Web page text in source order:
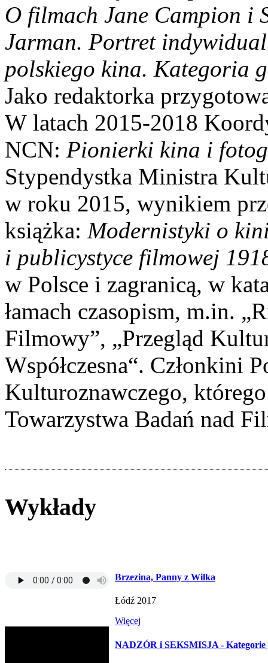
O filmach Jane Campion i
Jarman. Portret
polskiego kina. Kategoria
Jako redaktorka
W latach 2015-2018
NCN: Pionierki kina i
Stypendystka Ministra
w roku 2015, wynikiem
książka: Modernistyki o
i publicystyce filmowej
w Polsce i zagranicą, w
łamach czasopism, m.in.
Filmowy”, „Przegląd
Współczesna“. Członkini
Kulturoznawczego,
Towarzystwa Badań nad
Wykłady
Brzezina, Panny z Wilka
Łódź 2017
Więcej
NADZÓR i SEKSMISJA - Kategorie